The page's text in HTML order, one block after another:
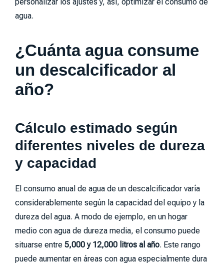
agua.
¿Cuánta agua consume
un descalcificador al
año?
Cálculo estimado según
diferentes niveles de dureza
y capacidad
El consumo anual de agua de un descalcificador varía
considerablemente según la capacidad del equipo y la
dureza del agua. A modo de ejemplo, en un hogar
medio con agua de dureza media, el consumo puede
situarse entre 5,000 y 12,000 litros al año. Este rango
puede aumentar en áreas con agua especialmente dura